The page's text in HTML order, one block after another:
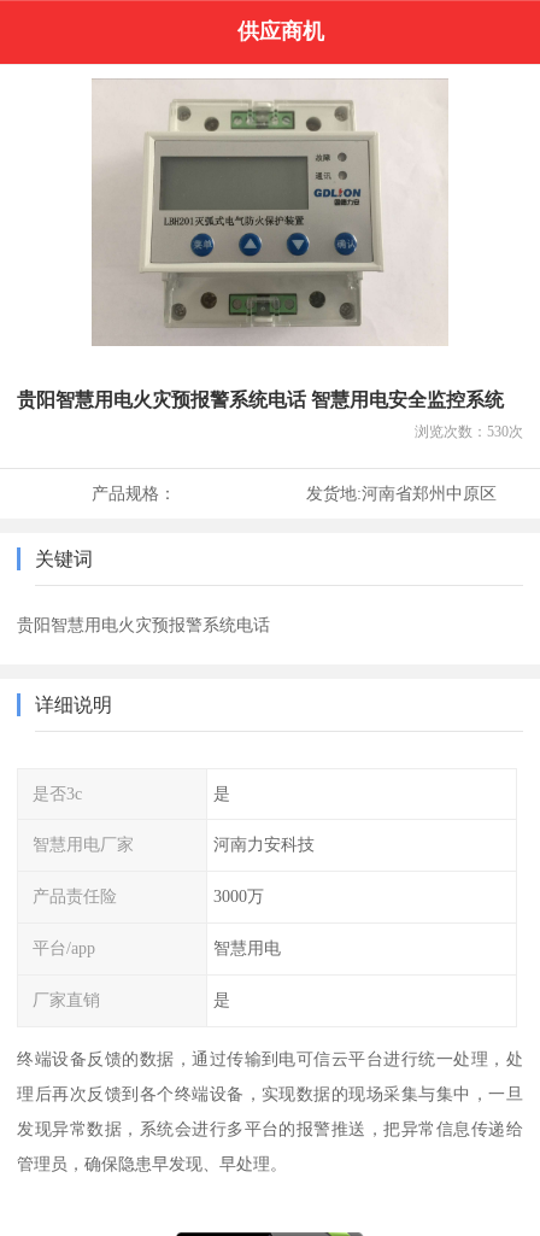
供应商机
贵阳智慧用电火灾预报警系统电话 智慧用电安全监控系统
浏览次数： 530次
产品规格： 发货地:河南省郑州中原区
关键词
贵阳智慧用电火灾预报警系统电话
详细说明
是否3c 是
智慧用电厂家 河南力安科技
产品责任险 3000万
平台/app 智慧用电
厂家直销 是
终端设备反馈的数据，通过传输到电可信云平台进行统一处理，处
理后再次反馈到各个终端设备，实现数据的现场采集与集中，一旦
发现异常数据，系统会进行多平台的报警推送，把异常信息传递给
管理员，确保隐患早发现、早处理。